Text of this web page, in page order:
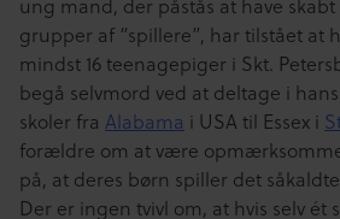
grupper af “spillere”, har tilstået at
mindst 16 teenagepiger i Skt.
begå selvmord ved at deltage i
skoler fra Alabama i USA til Essex i
forældre om at være
på, at deres børn spiller det
Der er ingen tvivl om, at hvis selv ét